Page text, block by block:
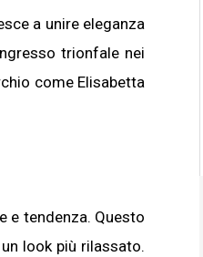
a unire eleganza
trionfale nei
come Elisabetta
e tendenza. Questo
look più rilassato.